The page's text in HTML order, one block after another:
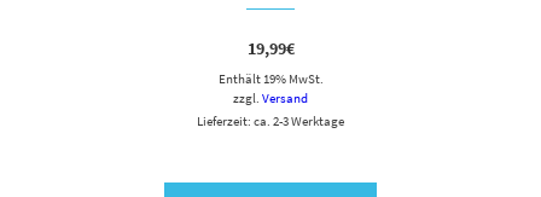
19,99€
Enthält 19% MwSt.
zzgl. Versand
Lieferzeit: ca. 2-3 Werktage